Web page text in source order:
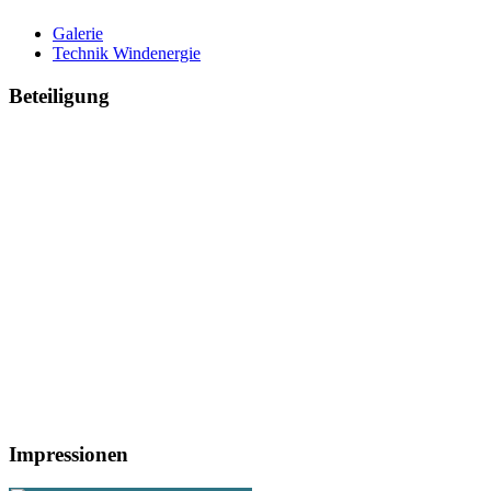
Galerie
Technik Windenergie
Beteiligung
Impressionen